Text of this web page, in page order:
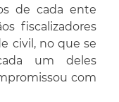
de cada ente
fiscalizadores
civil, no que se
um deles
com